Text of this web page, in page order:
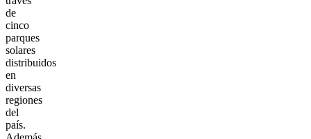
de
cinco
parques
solares
distribuidos
en
diversas
regiones
del
país.